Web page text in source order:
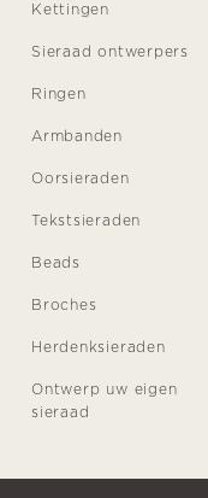
Kettingen
Sieraad ontwerpers
Ringen
Armbanden
Oorsieraden
Tekstsieraden
Beads
Broches
Herdenksieraden
Ontwerp uw eigen
sieraad